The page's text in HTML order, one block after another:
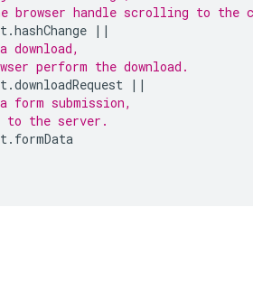
handle scrolling to the
.hashChange ||
perform the download.
.downloadRequest ||
submission,
the server.
. formData